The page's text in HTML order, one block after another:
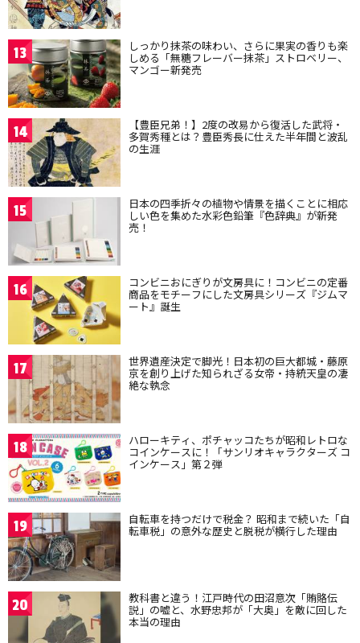
13 しっかり抹茶の味わい、さらに果実の香りも楽
しめる「無糖フレーバー抹茶」ストロベリー、
マンゴー新発売
14 【豊臣兄弟！】2度の改易から復活した武将・
多賀秀種とは？豊臣秀長に仕えた半年間と波乱
の生涯
15 日本の四季折々の植物や情景を描くことに相応
しい色を集めた水彩色鉛筆『色辞典』が新発
売！
16 コンビニおにぎりが文房具に！コンビニの定番
商品をモチーフにした文房具シリーズ『ジムマ
ート』誕生
17 世界遺産決定で脚光！日本初の巨大都城・藤原
京を創り上げた知られざる女帝・持統天皇の凄
絶な執念
18 ハローキティ、ポチャッコたちが昭和レトロな
コインケースに！「サンリオキャラクターズ コ
インケース」第２弾
19 自転車を持つだけで税金？ 昭和まで続いた「自
転車税」の意外な歴史と脱税が横行した理由
20 教科書と違う！江戸時代の田沼意次「賄賂伝
説」の嘘と、水野忠邦が「大奥」を敵に回した
本当の理由